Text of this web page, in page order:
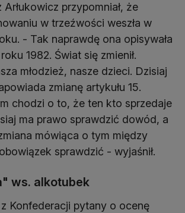
przypomniał, że
w trzeźwości weszła w
- Tak naprawdę ona opisywała
1982. Świat się zmienił.
młodzież, nasze dzieci. Dzisiaj
zmianę artykułu 15.
chodzi o to, że ten kto sprzedaje
ma prawo sprawdzić dowód, a
mówiąca o tym między
sprawdzić - wyjaśnił.
ws. alkotubek
z Konfederacji pytany o ocenę